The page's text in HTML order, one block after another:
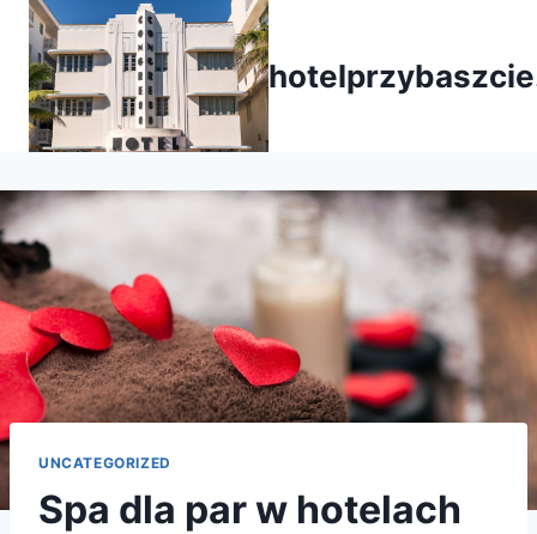
Przejdź
treści
UNCATEGORIZED
Spa dla par w hotelach